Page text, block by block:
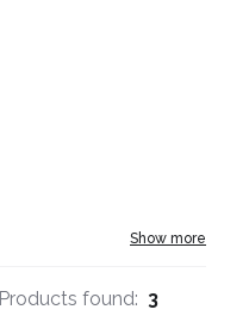
Show more
Products found: 3